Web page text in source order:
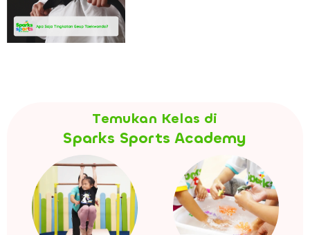
Temukan Kelas di
Sparks Sports Academy